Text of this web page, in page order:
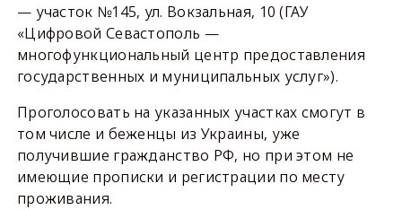
— участок №145, ул. Вокзальная, 10 (ГАУ
«Цифровой Севастополь —
многофункциональный центр предоставления
государственных и муниципальных услуг»).
Проголосовать на указанных участках смогут в
том числе и беженцы из Украины, уже
получившие гражданство РФ, но при этом не
имеющие прописки и регистрации по месту
проживания.